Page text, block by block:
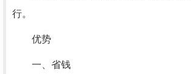
行。
优势
一、省钱